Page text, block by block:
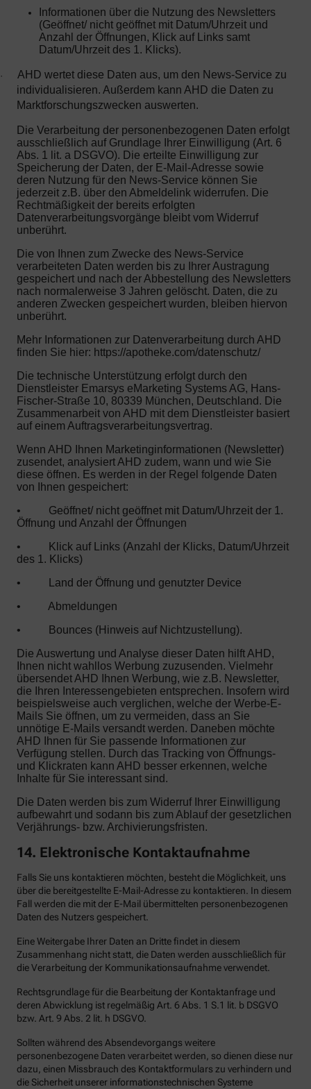
Informationen über die Nutzung des Newsletters
(Geöffnet/ nicht geöffnet mit Datum/Uhrzeit und
Anzahl der Öffnungen, Klick auf Links samt
Datum/Uhrzeit des 1. Klicks).
·
AHD wertet diese Daten aus, um den News-Service zu
individualisieren. Außerdem kann AHD die Daten zu
Marktforschungszwecken auswerten.
Die Verarbeitung der personenbezogenen Daten erfolgt
ausschließlich auf Grundlage Ihrer Einwilligung (Art. 6
Abs. 1 lit. a DSGVO). Die erteilte Einwilligung zur
Speicherung der Daten, der E-Mail-Adresse sowie
deren Nutzung für den News-Service können Sie
jederzeit z.B. über den Abmeldelink widerrufen. Die
Rechtmäßigkeit der bereits erfolgten
Datenverarbeitungsvorgänge bleibt vom Widerruf
unberührt.
Die von Ihnen zum Zwecke des News-Service
verarbeiteten Daten werden bis zu Ihrer Austragung
gespeichert und nach der Abbestellung des Newsletters
nach normalerweise 3 Jahren gelöscht. Daten, die zu
anderen Zwecken gespeichert wurden, bleiben hiervon
unberührt.
Mehr Informationen zur Datenverarbeitung durch AHD
finden Sie hier: https://apotheke.com/datenschutz/
Die technische Unterstützung erfolgt durch den
Dienstleister Emarsys eMarketing Systems AG, Hans-
Fischer-Straße 10, 80339 München, Deutschland. Die
Zusammenarbeit von AHD mit dem Dienstleister basiert
auf einem Auftragsverarbeitungsvertrag.
Wenn AHD Ihnen Marketinginformationen (Newsletter)
zusendet, analysiert AHD zudem, wann und wie Sie
diese öffnen. Es werden in der Regel folgende Daten
von Ihnen gespeichert:
•
Geöffnet/ nicht geöffnet mit Datum/Uhrzeit der 1.
Öffnung und Anzahl der Öffnungen
•
Klick auf Links (Anzahl der Klicks, Datum/Uhrzeit
des 1. Klicks)
•
Land der Öffnung und genutzter Device
•
Abmeldungen
•
Bounces (Hinweis auf Nichtzustellung).
Die Auswertung und Analyse dieser Daten hilft AHD,
Ihnen nicht wahllos Werbung zuzusenden. Vielmehr
übersendet AHD Ihnen Werbung, wie z.B. Newsletter,
die Ihren Interessengebieten entsprechen. Insofern wird
beispielsweise auch verglichen, welche der Werbe-E-
Mails Sie öffnen, um zu vermeiden, dass an Sie
unnötige E-Mails versandt werden. Daneben möchte
AHD Ihnen für Sie passende Informationen zur
Verfügung stellen. Durch das Tracking von Öffnungs-
und Klickraten kann AHD besser erkennen, welche
Inhalte für Sie interessant sind.
Die Daten werden bis zum Widerruf Ihrer Einwilligung
aufbewahrt und sodann bis zum Ablauf der gesetzlichen
Verjährungs- bzw. Archivierungsfristen.
14. Elektronische Kontaktaufnahme
Falls Sie uns kontaktieren möchten, besteht die Möglichkeit, uns
über die bereitgestellte E-Mail-Adresse zu kontaktieren. In diesem
Fall werden die mit der E-Mail übermittelten personenbezogenen
Daten des Nutzers gespeichert.
Eine Weitergabe Ihrer Daten an Dritte findet in diesem
Zusammenhang nicht statt, die Daten werden ausschließlich für
die Verarbeitung der Kommunikationsaufnahme verwendet.
Rechtsgrundlage für die Bearbeitung der Kontaktanfrage und
deren Abwicklung ist regelmäßig Art. 6 Abs. 1 S.1 lit. b DSGVO
bzw. Art. 9 Abs. 2 lit. h DSGVO.
Sollten während des Absendevorgangs weitere
personenbezogene Daten verarbeitet werden, so dienen diese nur
dazu, einen Missbrauch des Kontaktformulars zu verhindern und
die Sicherheit unserer informationstechnischen Systeme